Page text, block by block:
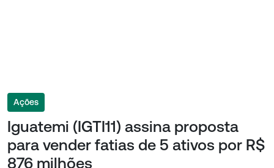
Ações
Iguatemi (IGTI11) assina proposta
para vender fatias de 5 ativos por R$
876 milhões